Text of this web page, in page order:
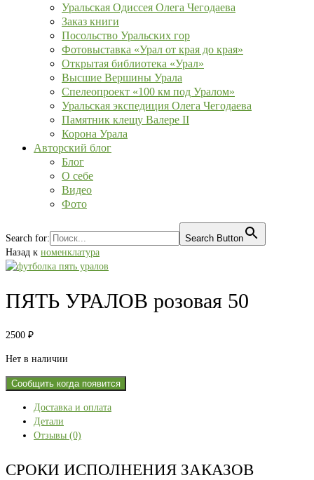
Уральская Одиссея Олега Чегодаева
Заказ книги
Посольство Уральских гор
Фотовыставка «Урал от края до края»
Открытая библиотека «Урал»
Высшие Вершины Урала
Спелеопроект «100 км под Уралом»
Уральская экспедиция Олега Чегодаева
Памятник клещу Валере II
Корона Урала
Авторский блог
Блог
О себе
Видео
Фото
Search for:
Search Button
Назад к номенклатура
ПЯТЬ УРАЛОВ розовая 50
2500 ₽
Нет в наличии
Сообщить когда появится
Доставка и оплата
Детали
Отзывы (0)
СРОКИ ИСПОЛНЕНИЯ ЗАКАЗОВ